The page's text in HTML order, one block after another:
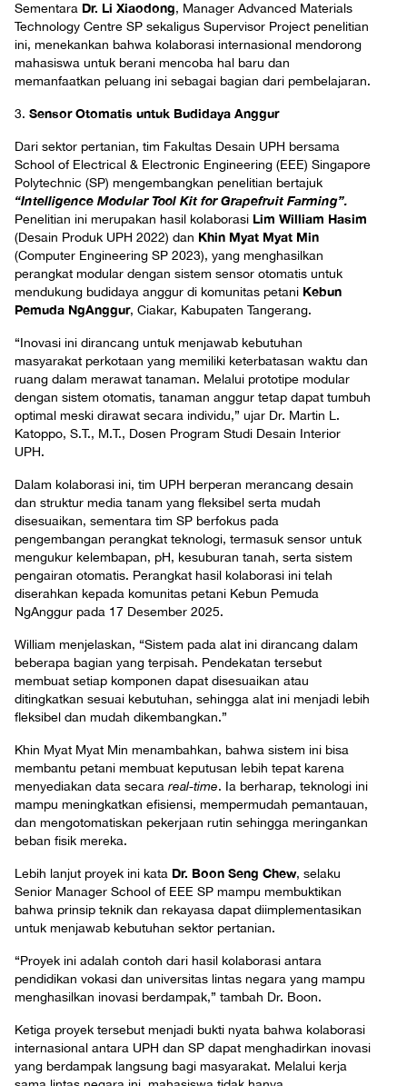
Sementara Dr. Li Xiaodong, Manager Advanced Materials
Technology Centre SP sekaligus Supervisor Project penelitian
ini, menekankan bahwa kolaborasi internasional mendorong
mahasiswa untuk berani mencoba hal baru dan
memanfaatkan peluang ini sebagai bagian dari pembelajaran.
3. Sensor Otomatis untuk Budidaya Anggur
Dari sektor pertanian, tim Fakultas Desain UPH bersama
School of Electrical & Electronic Engineering (EEE) Singapore
Polytechnic (SP) mengembangkan penelitian bertajuk
“Intelligence Modular Tool Kit for Grapefruit Farming”.
Penelitian ini merupakan hasil kolaborasi Lim William Hasim
(Desain Produk UPH 2022) dan Khin Myat Myat Min
(Computer Engineering SP 2023), yang menghasilkan
perangkat modular dengan sistem sensor otomatis untuk
mendukung budidaya anggur di komunitas petani Kebun
Pemuda NgAnggur, Ciakar, Kabupaten Tangerang.
“Inovasi ini dirancang untuk menjawab kebutuhan
masyarakat perkotaan yang memiliki keterbatasan waktu dan
ruang dalam merawat tanaman. Melalui prototipe modular
dengan sistem otomatis, tanaman anggur tetap dapat tumbuh
optimal meski dirawat secara individu,” ujar Dr. Martin L.
Katoppo, S.T., M.T., Dosen Program Studi Desain Interior
UPH.
Dalam kolaborasi ini, tim UPH berperan merancang desain
dan struktur media tanam yang fleksibel serta mudah
disesuaikan, sementara tim SP berfokus pada
pengembangan perangkat teknologi, termasuk sensor untuk
mengukur kelembapan, pH, kesuburan tanah, serta sistem
pengairan otomatis. Perangkat hasil kolaborasi ini telah
diserahkan kepada komunitas petani Kebun Pemuda
NgAnggur pada 17 Desember 2025.
William menjelaskan, “Sistem pada alat ini dirancang dalam
beberapa bagian yang terpisah. Pendekatan tersebut
membuat setiap komponen dapat disesuaikan atau
ditingkatkan sesuai kebutuhan, sehingga alat ini menjadi lebih
fleksibel dan mudah dikembangkan.”
Khin Myat Myat Min menambahkan, bahwa sistem ini bisa
membantu petani membuat keputusan lebih tepat karena
menyediakan data secara real-time. Ia berharap, teknologi ini
mampu meningkatkan efisiensi, mempermudah pemantauan,
dan mengotomatiskan pekerjaan rutin sehingga meringankan
beban fisik mereka.
Lebih lanjut proyek ini kata Dr. Boon Seng Chew, selaku
Senior Manager School of EEE SP mampu membuktikan
bahwa prinsip teknik dan rekayasa dapat diimplementasikan
untuk menjawab kebutuhan sektor pertanian.
“Proyek ini adalah contoh dari hasil kolaborasi antara
pendidikan vokasi dan universitas lintas negara yang mampu
menghasilkan inovasi berdampak,” tambah Dr. Boon.
Ketiga proyek tersebut menjadi bukti nyata bahwa kolaborasi
internasional antara UPH dan SP dapat menghadirkan inovasi
yang berdampak langsung bagi masyarakat. Melalui kerja